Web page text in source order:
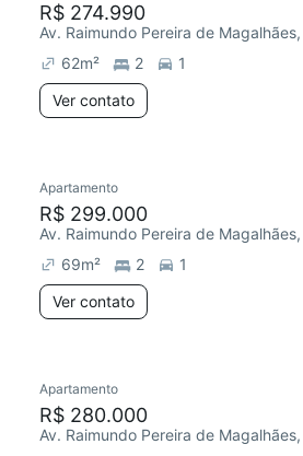
R$ 274.990
Av. Raimundo Pereira de
62m² 2
1
Ver contato
Apartamento
R$ 299.000
Av. Raimundo Pereira de
69m² 2
1
Ver contato
Apartamento
R$ 280.000
Av. Raimundo Pereira de